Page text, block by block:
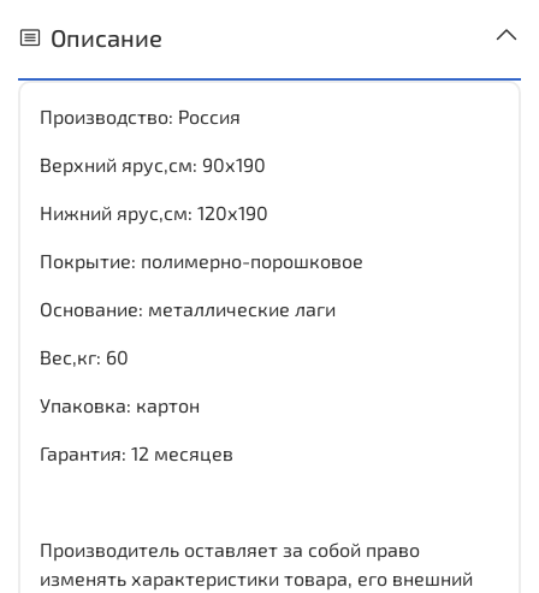
Описание
Производство: Россия
Верхний ярус,см: 90х190
Нижний ярус,см: 120х190
Покрытие: полимерно-порошковое
Основание: металлические лаги
Вес,кг: 60
Упаковка: картон
Гарантия: 12 месяцев
Производитель оставляет за собой право
изменять характеристики товара, его внешний